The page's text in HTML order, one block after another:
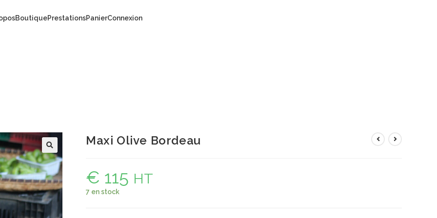
BoutiquePrestationsPanierConnexion
Maxi Olive Bordeau
€ 115 HT
7 en stock